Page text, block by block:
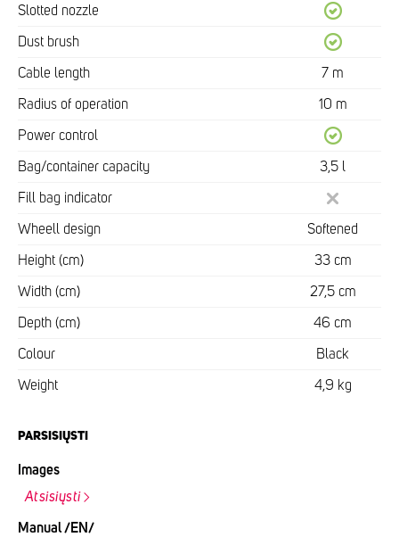
Slotted nozzle
Dust brush
Cable length 7 m
Radius of operation 10 m
Power control
Bag/container capacity 3,5 l
Fill bag indicator
Wheell design Softened
Height (cm) 33 cm
Width (cm) 27,5 cm
Depth (cm) 46 cm
Colour Black
Weight 4,9 kg
PARSISIŲSTI
Images
Atsisiųsti
Manual /EN/